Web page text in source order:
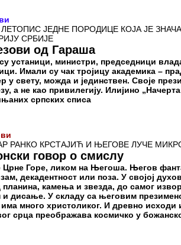
ЈЕДНЕ ПОРОДИЦЕ КОЈА ЈЕ
СРБИЈЕ
од Гараша
устаници, министри, председници
Имали су чак тројицу академика –
у свету, можда и јединствен. Своје
а не као привилегију. Илијино
српских списа
РАНКО КРСТАЈИЋ И ЊЕГОВЕ ЛУЧЕ
говор о смислу
Црне Горе, ликом на Његоша. Његов
декадентност или поза. У својој
планина, камења и звезда, до самог
и дисање. У складу са његовим
има много христоликог. И древно
срца преображава космичко у